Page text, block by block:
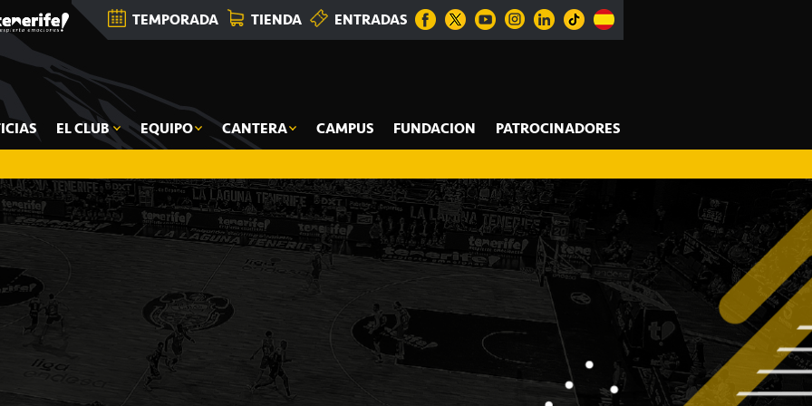
TEMPORADA TIENDA ENTRADAS
EL CLUB EQUIPO CANTERA CAMPUS FUNDACION PATROCINADORES